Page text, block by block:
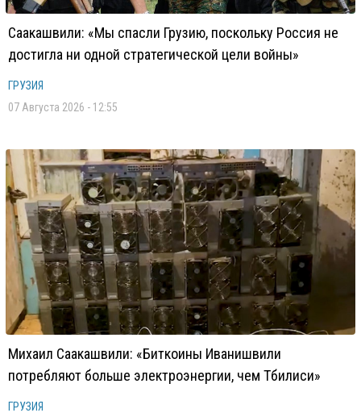
Саакашвили: «Мы спасли Грузию, поскольку Россия не
достигла ни одной стратегической цели войны»
ГРУЗИЯ
07 Августа 2026 - 12:55
Михаил Саакашвили: «Биткоины Иванишвили
потребляют больше электроэнергии, чем Тбилиси»
ГРУЗИЯ